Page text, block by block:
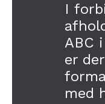
I
ABC
er
med